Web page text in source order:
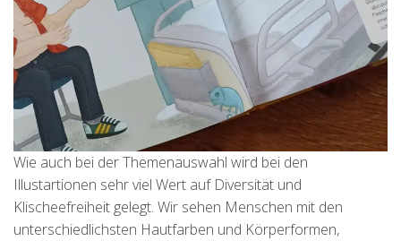
Wie auch bei der Themenauswahl wird bei den
Illustartionen sehr viel Wert auf Diversität und
Klischeefreiheit gelegt. Wir sehen Menschen mit den
unterschiedlichsten Hautfarben und Körperformen,